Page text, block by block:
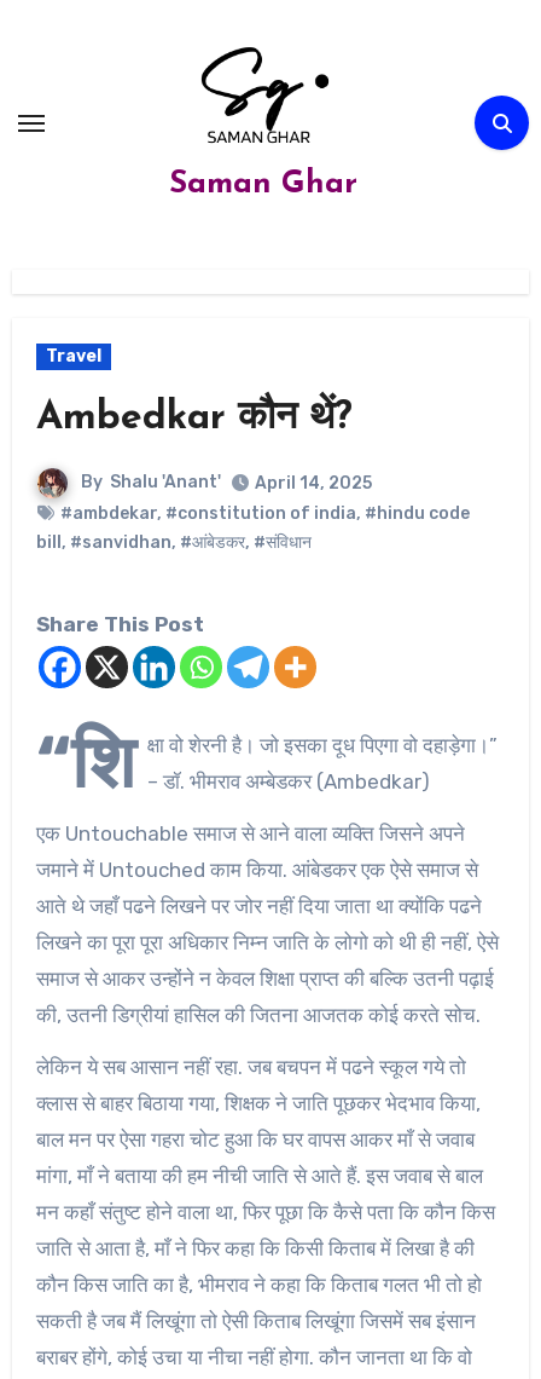
Saman Ghar
Travel
Ambedkar कौन थें?
By Shalu 'Anant'
April 14, 2025
#ambdekar, #constitution of india, #hindu code
bill , #sanvidhan, #आंबेडकर, #संविधान
Share This Post
“शि क्षा वो शेरनी है। जो इसका दूध पिएगा वो दहाड़ेगा।”
– डॉ. भीमराव अम्बेडकर (Ambedkar)
एक Untouchable समाज से आने वाला व्यक्ति जिसने अपने
जमाने में Untouched काम किया. आंबेडकर एक ऐसे समाज से
आते थे जहाँ पढने लिखने पर जोर नहीं दिया जाता था क्योंकि पढने
लिखने का पूरा पूरा अधिकार निम्न जाति के लोगो को थी ही नहीं, ऐसे
समाज से आकर उन्होंने न केवल शिक्षा प्राप्त की बल्कि उतनी पढ़ाई
की, उतनी डिग्रीयां हासिल की जितना आजतक कोई करते सोच.
लेकिन ये सब आसान नहीं रहा. जब बचपन में पढने स्कूल गये तो
क्लास से बाहर बिठाया गया, शिक्षक ने जाति पूछकर भेदभाव किया,
बाल मन पर ऐसा गहरा चोट हुआ कि घर वापस आकर माँ से जवाब
मांगा, माँ ने बताया की हम नीची जाति से आते हैं. इस जवाब से बाल
मन कहाँ संतुष्ट होने वाला था, फिर पूछा कि कैसे पता कि कौन किस
जाति से आता है, माँ ने फिर कहा कि किसी किताब में लिखा है की
कौन किस जाति का है, भीमराव ने कहा कि किताब गलत भी तो हो
सकती है जब मैं लिखूंगा तो ऐसी किताब लिखूंगा जिसमें सब इंसान
बराबर होंगे, कोई उचा या नीचा नहीं होगा. कौन जानता था कि वो